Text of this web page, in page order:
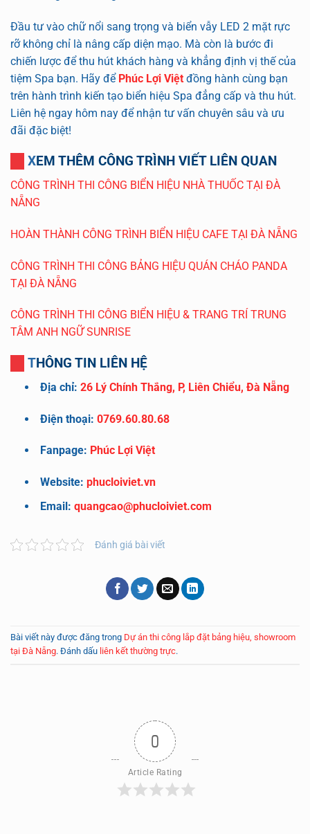
Đầu tư vào chữ nổi sang trọng và biển vẫy LED 2 mặt rực
rỡkhông chỉ là nâng cấp diện mạo. Mà còn là bước đi
chiến lược để thu hút khách hàng và khẳng định vị thế của
tiệm Spa bạn. Hãy để Phúc Lợi Việt đồng hành cùng bạn
trên hành trình kiến tạo biển hiệu Spa đẳng cấp và thu hút.
Liên hệ ngay hôm nay để nhận tư vấn chuyên sâu và ưu
đãi đặc biệt!
XEM THÊM CÔNG TRÌNH VIẾT LIÊN QUAN
CÔNG TRÌNH THI CÔNG BIỂN HIỆU NHÀ THUỐC TẠI ĐÀ
NẴNG
HOÀN THÀNH CÔNG TRÌNH BIỂN HIỆU CAFE TẠI ĐÀ NẴNG
CÔNG TRÌNH THI CÔNG BẢNG HIỆU QUÁN CHÁO PANDA
TẠI ĐÀ NẴNG
CÔNG TRÌNH THI CÔNG BIỂN HIỆU & TRANG TRÍ TRUNG
TÂM ANH NGỮ SUNRISE
THÔNG TIN LIÊN HỆ
Địa chỉ: 26 Lý Chính Thắng, P, Liên Chiểu, Đà Nẵng
Điện thoại: 0769.60.80.68
Fanpage: Phúc Lợi Việt
Website: phucloiviet.vn
Email: quangcao@phucloiviet.com
Đánh giá bài viết
Bài viết này được đăng trong Dự án thi công lắp đặt bảng hiệu, showroom
tại Đà Nẵng. Đánh dấu liên kết thường trực.
0
Article Rating